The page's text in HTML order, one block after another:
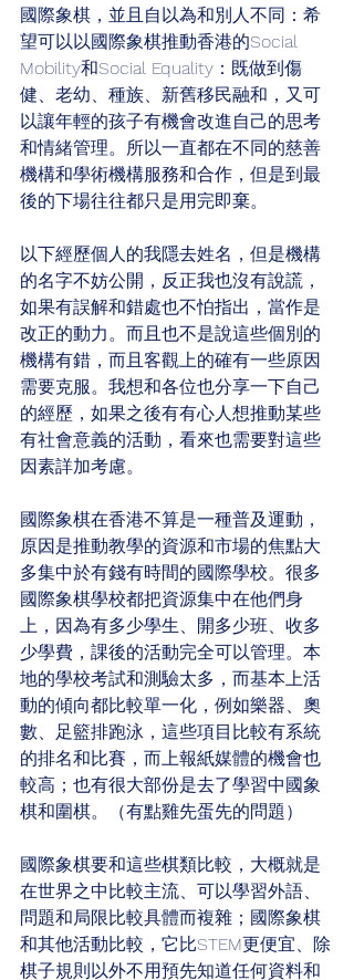
國際象棋，並且自以為和別人不同：希
望可以以國際象棋推動香港的Social
Mobility和Social Equality：既做到傷
健、老幼、種族、新舊移民融和，又可
以讓年輕的孩子有機會改進自己的思考
和情緒管理。所以一直都在不同的慈善
機構和學術機構服務和合作，但是到最
後的下場往往都只是用完即棄。
以下經歷個人的我隱去姓名，但是機構
的名字不妨公開，反正我也沒有說謊，
如果有誤解和錯處也不怕指出，當作是
改正的動力。而且也不是說這些個別的
機構有錯，而且客觀上的確有一些原因
需要克服。我想和各位也分享一下自己
的經歷，如果之後有有心人想推動某些
有社會意義的活動，看來也需要對這些
因素詳加考慮。
國際象棋在香港不算是一種普及運動，
原因是推動教學的資源和市場的焦點大
多集中於有錢有時間的國際學校。很多
國際象棋學校都把資源集中在他們身
上，因為有多少學生、開多少班、收多
少學費，課後的活動完全可以管理。本
地的學校考試和測驗太多，而基本上活
動的傾向都比較單一化，例如樂器、奧
數、足籃排跑泳，這些項目比較有系統
的排名和比賽，而上報紙媒體的機會也
較高；也有很大部份是去了學習中國象
棋和圍棋。（有點雞先蛋先的問題）
國際象棋要和這些棋類比較，大概就是
在世界之中比較主流、可以學習外語、
問題和局限比較具體而複雜；國際象棋
和其他活動比較，它比STEM更便宜、除
棋子規則以外不用預先知道任何資料和